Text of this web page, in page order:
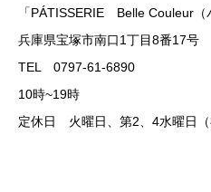
「PÁTISSERIE Belle Couleur（
兵庫県宝塚市南口1丁目8番17号
TEL 0797-61-6890
10時~19時
定休日 火曜日、第2、4水曜日（